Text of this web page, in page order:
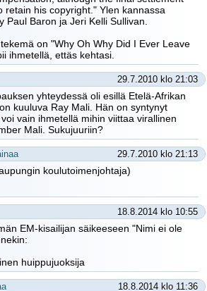
retain his copyright." Ylen kannassa
Paul Baron ja Jeri Kelli Sullivan.
on "Why Oh Why Did I Ever Leave
ihmetellä, ettäs kehtasi.
29.7.2010 klo 21:03
yhteydessä oli esillä Etelä-Afrikan
kuuluva Ray Mali. Hän on syntynyt
vain ihmetellä mihin viittaa virallinen
Mali. Sukujuuriin?
29.7.2010 klo 21:13
koulutoimenjohtaja)
18.8.2014 klo 10:55
EM-kisailijan säikeeseen "Nimi ei ole
huippujuoksija
18.8.2014 klo 11:36